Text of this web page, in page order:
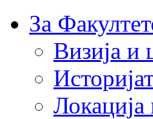
За
Визија и
Локација